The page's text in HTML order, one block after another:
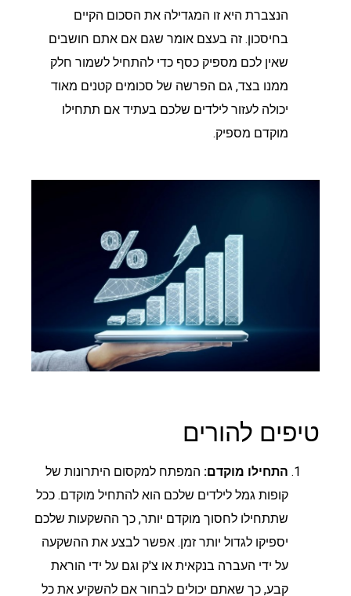
הנצברת היא זו המגדילה את הסכום הקיים
בחיסכון. זה בעצם אומר שגם אם אתם חושבים
שאין לכם מספיק כסף כדי להתחיל לשמור חלק
ממנו בצד, גם הפרשה של סכומים קטנים מאוד
יכולה לעזור לילדים שלכם בעתיד אם תתחילו
מוקדם מספיק.
טיפים להורים
התחילו מוקדם:המפתח למקסום היתרונות של
קופות גמל לילדים שלכם הוא להתחיל מוקדם. ככל
שתתחילו לחסוך מוקדם יותר, כך ההשקעות שלכם
יספיקו לגדול יותר זמן. אפשר לבצע את ההשקעה
על ידי העברה בנקאית או צ'ק וגם על ידי הוראת
קבע, כך שאתם יכולים לבחור אם להשקיע את כל